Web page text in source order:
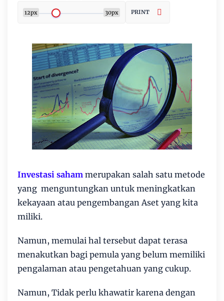
12px 30px PRINT
Investasi saham merupakan salah satu metode
yang menguntungkan untuk meningkatkan
kekayaan atau pengembangan Aset yang kita
miliki.
Namun, memulai hal tersebut dapat terasa
menakutkan bagi pemula yang belum memiliki
pengalaman atau pengetahuan yang cukup.
Namun, Tidak perlu khawatir karena dengan